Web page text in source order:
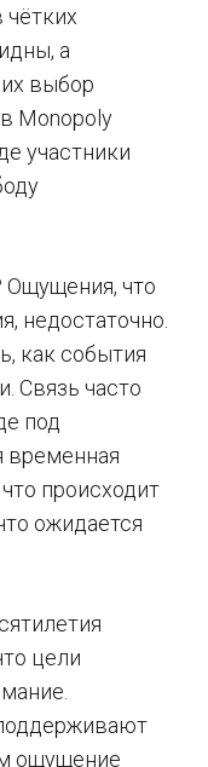
чётких
а
выбор
Monopoly
участники
Ощущения, что
недостаточно.
как события
Связь часто
под
временная
происходит
ожидается
цели
ощущение